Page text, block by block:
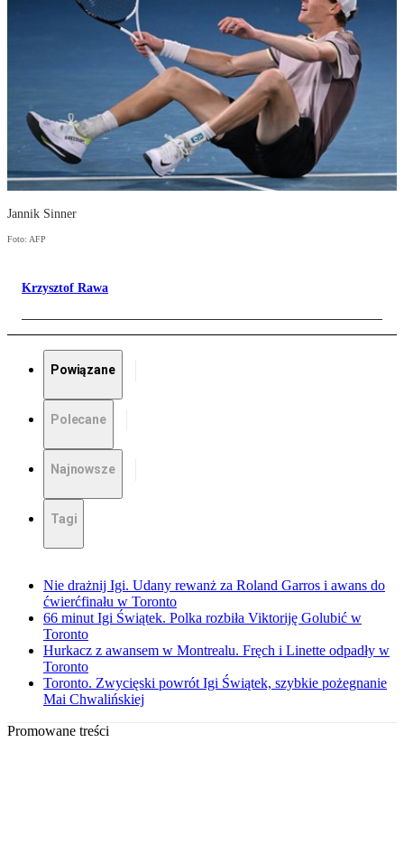
Jannik Sinner
Foto: AFP
Krzysztof Rawa
Powiązane
Polecane
Najnowsze
Tagi
Nie drażnij Igi. Udany rewanż za Roland Garros i awans do
ćwierćfinału w Toronto
66 minut Igi Świątek. Polka rozbiła Viktoriję Golubić w
Toronto
Hurkacz z awansem w Montrealu. Fręch i Linette odpadły w
Toronto
Toronto. Zwycięski powrót Igi Świątek, szybkie pożegnanie
Mai Chwalińskiej
Promowane treści